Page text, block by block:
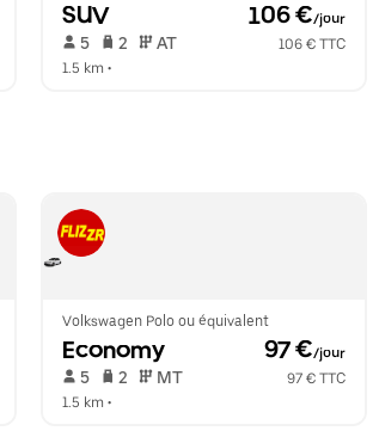
SUV 106 €/jour
5 2 AT
106 € TTC
1.5 km •
Volkswagen Polo ou équivalent
Economy 97 €/jour
5 2 MT
97 € TTC
1.5 km •